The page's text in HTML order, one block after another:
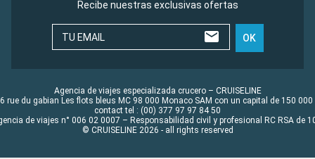
Recibe nuestras exclusivas ofertas
TU EMAIL OK
Agencia de viajes especializada crucero – CRUISELINE
rue du gabian Les flots bleus MC 98 000 Monaco SAM con un capital de 150 000
contact tel : (00) 377 97 97 84 50
de viajes n° 006 02 0007 – Responsabilidad civil y profesional RC RSA de
© CRUISELINE 2026 - all rights reserved